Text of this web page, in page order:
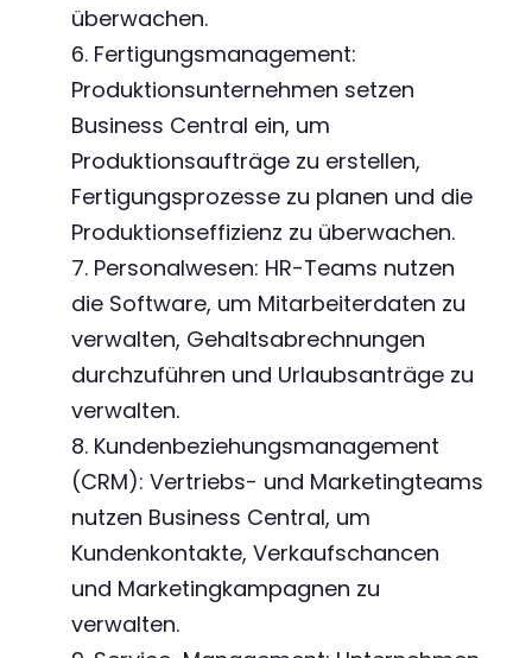
überwachen.
6. Fertigungsmanagement:
Produktionsunternehmen setzen
Business Central ein, um
Produktionsaufträge zu erstellen,
Fertigungsprozesse zu planen und die
Produktionseffizienz zu überwachen.
7. Personalwesen: HR-Teams nutzen
die Software, um Mitarbeiterdaten zu
verwalten, Gehaltsabrechnungen
durchzuführen und Urlaubsanträge zu
verwalten.
8. Kundenbeziehungsmanagement
(CRM): Vertriebs- und Marketingteams
nutzen Business Central, um
Kundenkontakte, Verkaufschancen
und Marketingkampagnen zu
verwalten.